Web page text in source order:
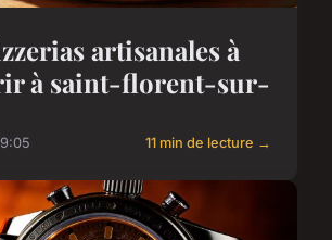
artisanales à
à saint-florent-sur-
11 min de lecture →